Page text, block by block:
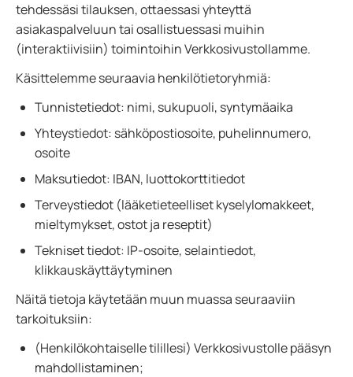
tehdessäsi tilauksen, ottaessasi yhteyttä
asiakaspalveluun tai osallistuessasi muihin
(interaktiivisiin) toimintoihin Verkkosivustollamme.
Käsittelemme seuraavia henkilötietoryhmiä:
Tunnistetiedot: nimi, sukupuoli, syntymäaika
Yhteystiedot: sähköpostiosoite, puhelinnumero,
osoite
Maksutiedot: IBAN, luottokorttitiedot
Terveystiedot (lääketieteelliset kyselylomakkeet,
mieltymykset, ostot ja reseptit)
Tekniset tiedot: IP-osoite, selaintiedot,
klikkauskäyttäytyminen
Näitä tietoja käytetään muun muassa seuraaviin
tarkoituksiin:
(Henkilökohtaiselle tilillesi) Verkkosivustolle pääsyn
mahdollistaminen;